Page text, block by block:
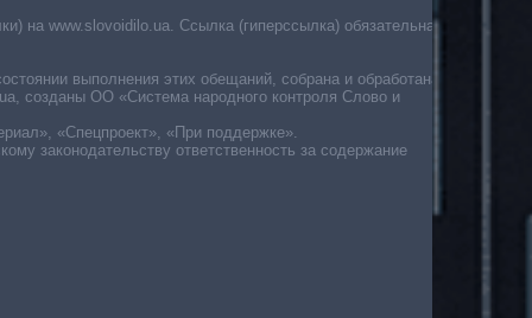
на www.slovoidilo.ua. Ссылка (гиперссылка) обязательна
выполнения этих обещаний, собрана и обработана
созданы ОО «Система народного контроля Слово и
«Спецпроект», «При поддержке».
законодательству ответственность за содержание